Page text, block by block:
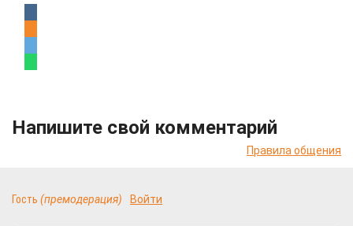
Напишите свой комментарий
Правила общения
Гость (премодерация) Войти